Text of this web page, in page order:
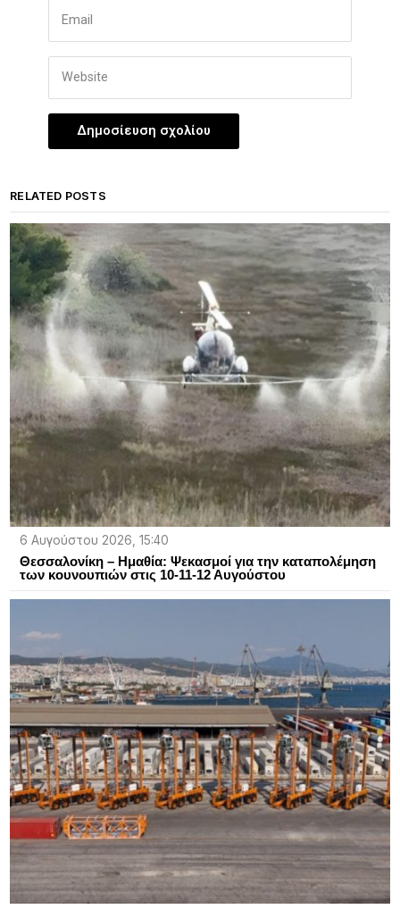
RELATED POSTS
6 Αυγούστου 2026, 15:40
Θεσσαλονίκη – Ημαθία: Ψεκασμοί για την καταπολέμηση
των κουνουπιών στις 10-11-12 Αυγούστου